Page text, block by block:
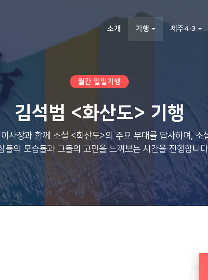
소개 기행 제주4·3
월간 일일기행
김석범 <화산도> 기행
사장과 함께 소설 <화산도>의 주요 무대를 답사하며, 소
들의 모습들과 그들의 고민을 느껴보는 시간을 진행합니